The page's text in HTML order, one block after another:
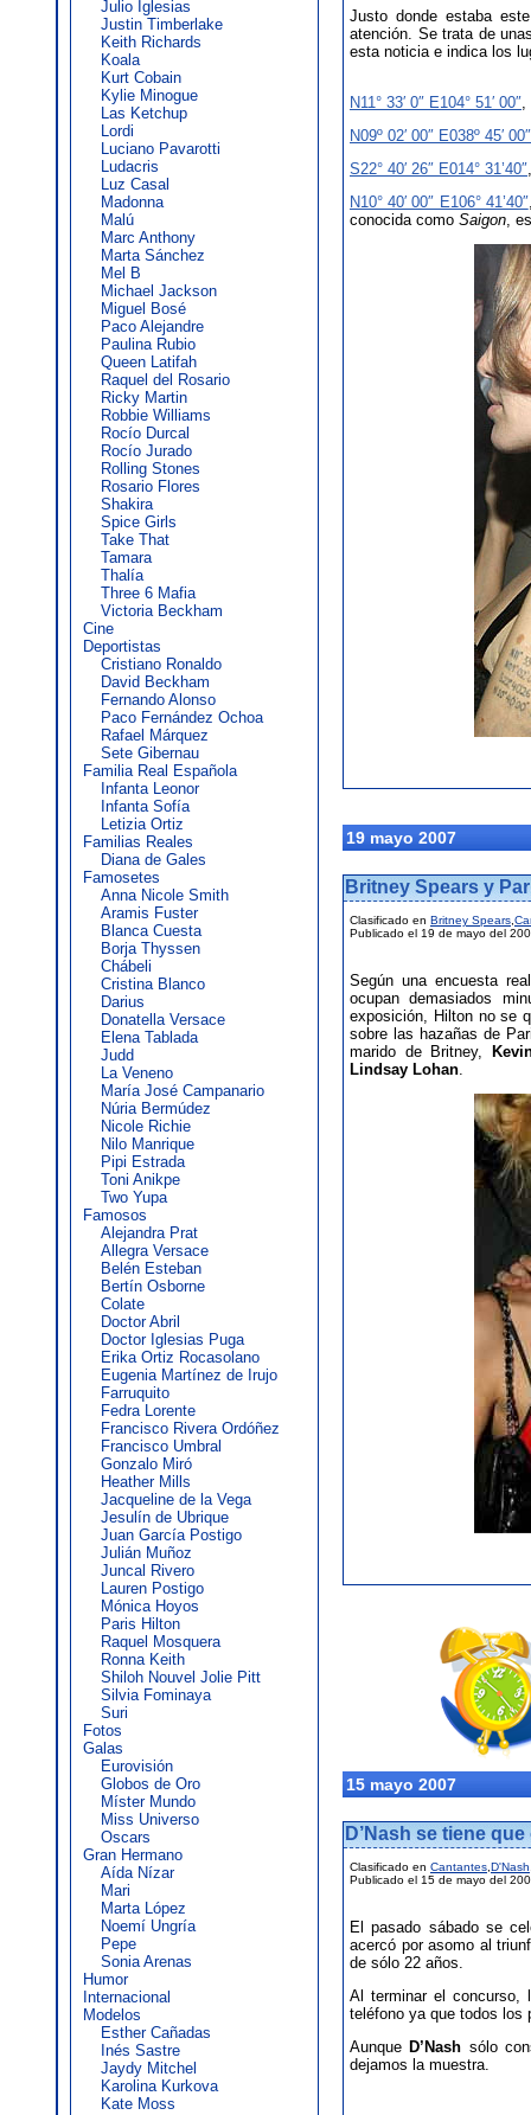
Julio Iglesias
Justin Timberlake
Keith Richards
Koala
Kurt Cobain
Kylie Minogue
Las Ketchup
Lordi
Luciano Pavarotti
Ludacris
Luz Casal
Madonna
Malú
Marc Anthony
Marta Sánchez
Mel B
Michael Jackson
Miguel Bosé
Paco Alejandre
Paulina Rubio
Queen Latifah
Raquel del Rosario
Ricky Martin
Robbie Williams
Rocío Durcal
Rocío Jurado
Rolling Stones
Rosario Flores
Shakira
Spice Girls
Take That
Tamara
Thalía
Three 6 Mafia
Victoria Beckham
Cine
Deportistas
Cristiano Ronaldo
David Beckham
Fernando Alonso
Paco Fernández Ochoa
Rafael Márquez
Sete Gibernau
Familia Real Española
Infanta Leonor
Infanta Sofía
Letizia Ortiz
Familias Reales
Diana de Gales
Famosetes
Anna Nicole Smith
Aramis Fuster
Blanca Cuesta
Borja Thyssen
Chábeli
Cristina Blanco
Darius
Donatella Versace
Elena Tablada
Judd
La Veneno
María José Campanario
Núria Bermúdez
Nicole Richie
Nilo Manrique
Pipi Estrada
Toni Anikpe
Two Yupa
Famosos
Alejandra Prat
Allegra Versace
Belén Esteban
Bertín Osborne
Colate
Doctor Abril
Doctor Iglesias Puga
Erika Ortiz Rocasolano
Eugenia Martínez de Irujo
Farruquito
Fedra Lorente
Francisco Rivera Ordóñez
Francisco Umbral
Gonzalo Miró
Heather Mills
Jacqueline de la Vega
Jesulín de Ubrique
Juan García Postigo
Julián Muñoz
Juncal Rivero
Lauren Postigo
Mónica Hoyos
Paris Hilton
Raquel Mosquera
Ronna Keith
Shiloh Nouvel Jolie Pitt
Silvia Fominaya
Suri
Fotos
Galas
Eurovisión
Globos de Oro
Míster Mundo
Miss Universo
Oscars
Gran Hermano
Aída Nízar
Mari
Marta López
Noemí Ungría
Pepe
Sonia Arenas
Humor
Internacional
Modelos
Esther Cañadas
Inés Sastre
Jaydy Mitchel
Karolina Kurkova
Kate Moss
Justo donde estaba
atención. Se trata de
esta noticia e indica los
N11° 33′ 0″ E104° 51′ 00″,
N09º 02′ 00″ E038º 45′ 00″
S22° 40′ 26″ E014° 31’40″
N10° 40′ 00″ E106° 41’40″
conocida como Saigon,
19 mayo 2007
Britney Spears y
Clasificado en Britney Spears
Publicado el 19 de mayo del
Según una encuesta
ocupan demasiados
exposición, Hilton no se
sobre las hazañas de
marido de Britney,
Lindsay Lohan.
15 mayo 2007
D’Nash se tiene
Clasificado en Cantantes D'Nash
Publicado el 15 de mayo del
El pasado sábado se
acercó por asomo al
de sólo 22 años.
Al terminar el concurso,
teléfono ya que todos los
Aunque D’Nash sólo
dejamos la muestra.